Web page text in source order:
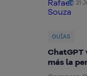
21
GUÍAS
ChatGPT
más la